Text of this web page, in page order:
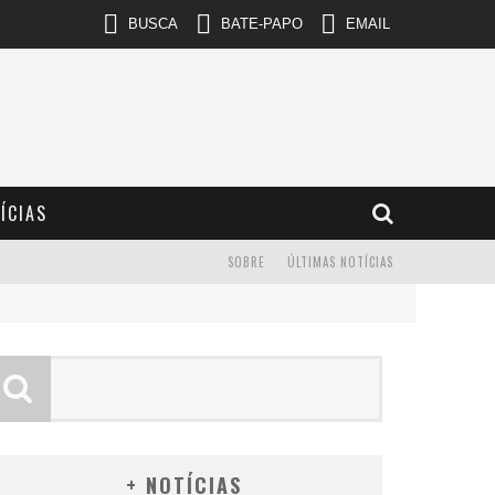
BUSCA BATE-PAPO EMAIL
ÚLTIMAS NOTÍCIAS
SOBRE
+ NOTÍCIAS